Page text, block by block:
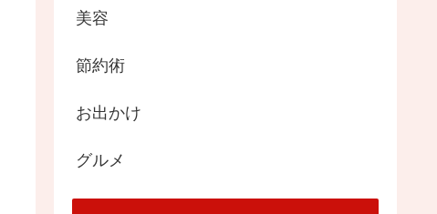
美容
節約術
お出かけ
グルメ